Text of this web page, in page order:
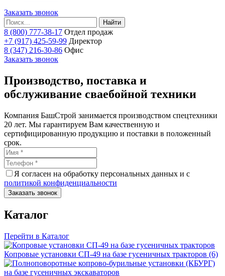
Заказать звонок
Найти
8 (800) 777-38-17 Отдел продаж
+7 (917) 425-59-99 Директор
8 (347) 216-30-86 Офис
Заказать звонок
Производство, поставка и
обслуживание сваебойной техники
Компания БашСтрой занимается производством спецтехники
20 лет. Мы гарантируем Вам качественную и
сертифицированную продукцию и поставки в положенный
срок.
Я согласен на обработку персональных данных и с
политикой конфиденциальности
Заказать звонок
Каталог
Перейти в Каталог
Копровые установки СП-49 на базе гусеничных тракторов (6)